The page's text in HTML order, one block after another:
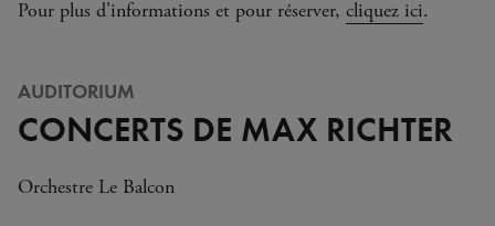
Pour plus d'informations et pour réserver, cliquez ici.
AUDITORIUM
CONCERTS DE MAX RICHTER
Orchestre Le Balcon